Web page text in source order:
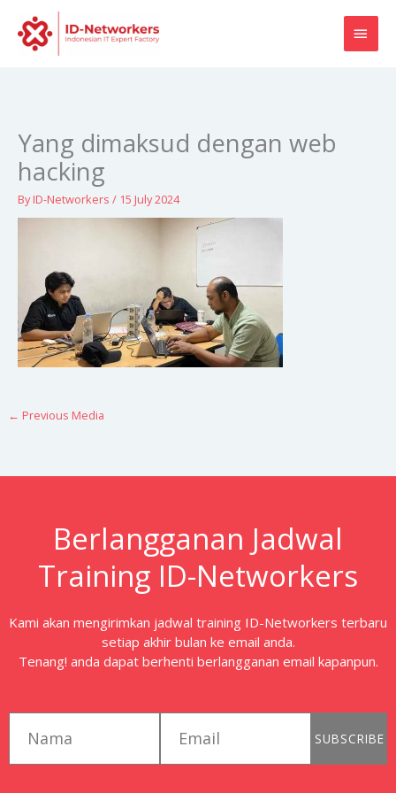
content
Yang dimaksud dengan web
hacking
ByID-Networkers / 15 July 2024
← Previous Media
Berlangganan Jadwal
Training ID-Networkers
Kami akan mengirimkan jadwal training ID-Networkers terbaru
setiap akhir bulan ke email anda.
Tenang! anda dapat berhenti berlangganan email kapanpun.
SUBSCRIBE